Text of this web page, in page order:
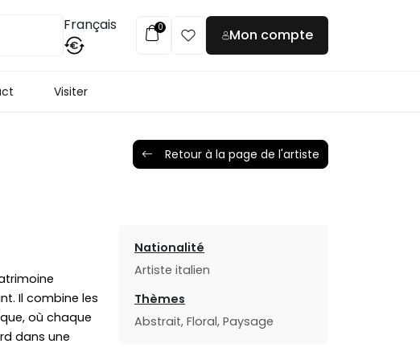
Français
€
0 Mon compte
Visiter
Retour à la page de l'artiste
Il combine les
où chaque
dans une
Nationalité
Artiste italien
Thèmes
Abstrait, Floral, Paysage